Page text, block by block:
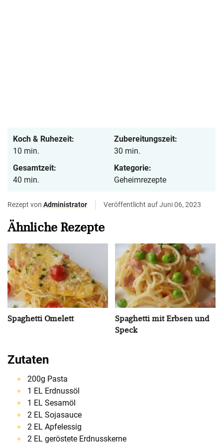
Koch & Ruhezeit:
10 min.
Zubereitungszeit:
30 min.
Gesamtzeit:
40 min.
Kategorie:
Geheimrezepte
Rezept von Administrator Veröffentlicht auf Juni 06, 2023
Ähnliche Rezepte
Spaghetti Omelett
Spaghetti mit Erbsen und
Speck
Zutaten
200g Pasta
1 EL Erdnussöl
1 EL Sesamöl
2 EL Sojasauce
2 EL Apfelessig
2 EL geröstete Erdnusskerne